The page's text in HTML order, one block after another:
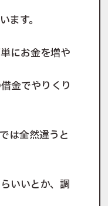
ます。
にお金を増や
金でやりくり
は全然違うと
いいとか、調